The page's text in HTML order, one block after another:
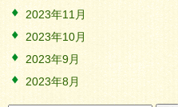
2023年11月
2023年10月
2023年9月
2023年8月